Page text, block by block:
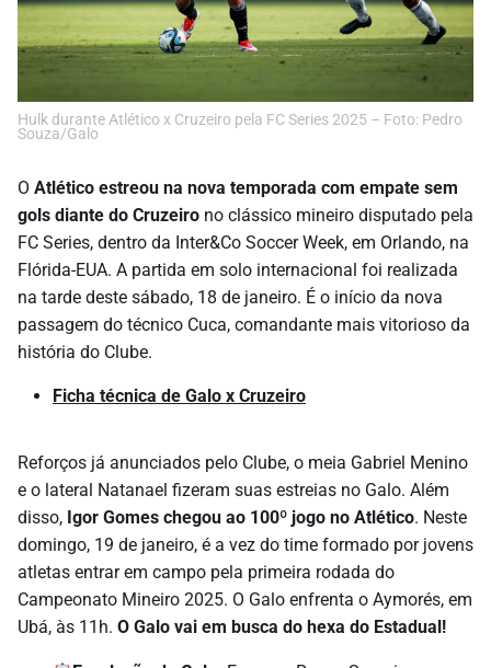
Hulk durante Atlético x Cruzeiro pela FC Series 2025 – Foto: Pedro
Souza/Galo
O Atlético estreou na nova temporada com empate sem
gols diante do Cruzeiro no clássico mineiro disputado pela
FC Series, dentro da Inter&Co Soccer Week, em Orlando, na
Flórida-EUA. A partida em solo internacional foi realizada
na tarde deste sábado, 18 de janeiro. É o início da nova
passagem do técnico Cuca, comandante mais vitorioso da
história do Clube.
Ficha técnica de Galo x Cruzeiro
Reforços já anunciados pelo Clube, o meia Gabriel Menino
e o lateral Natanael fizeram suas estreias no Galo. Além
disso, Igor Gomes chegou ao 100º jogo no Atlético. Neste
domingo, 19 de janeiro, é a vez do time formado por jovens
atletas entrar em campo pela primeira rodada do
Campeonato Mineiro 2025. O Galo enfrenta o Aymorés, em
Ubá, às 11h. O Galo vai em busca do hexa do Estadual!